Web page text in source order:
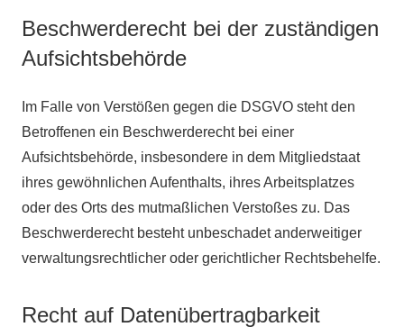
Beschwerderecht bei der zuständigen
Aufsichtsbehörde
Im Falle von Verstößen gegen die DSGVO steht den
Betroffenen ein Beschwerderecht bei einer
Aufsichtsbehörde, insbesondere in dem Mitgliedstaat
ihres gewöhnlichen Aufenthalts, ihres Arbeitsplatzes
oder des Orts des mutmaßlichen Verstoßes zu. Das
Beschwerderecht besteht unbeschadet anderweitiger
verwaltungsrechtlicher oder gerichtlicher Rechtsbehelfe.
Recht auf Datenübertragbarkeit